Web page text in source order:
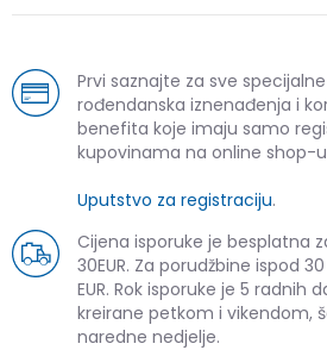
Prvi saznajte za sve
rođendanska iznenađenja i
benefita koje imaju samo
kupovinama na online shop-
Uputstvo za registraciju.
Cijena isporuke je besplatna
30EUR. Za porudžbine ispod
EUR. Rok isporuke je 5 radnih
kreirane petkom i vikendom,
naredne nedjelje.